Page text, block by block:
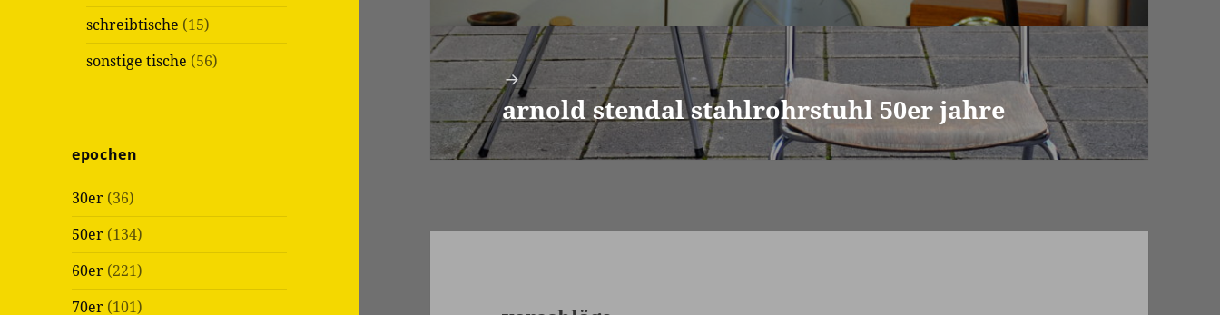
schreibtische (15)
sonstige tische (56)
epochen
30er (36)
50er (134)
60er (221)
70er (101)
Nächster
Beitrag:
arnold stendal stahlrohrstuhl 50er jahre